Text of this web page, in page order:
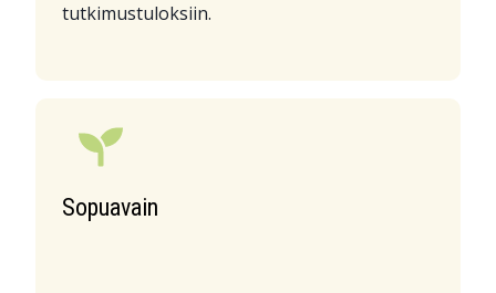
tutkimustuloksiin.
Sopuavain